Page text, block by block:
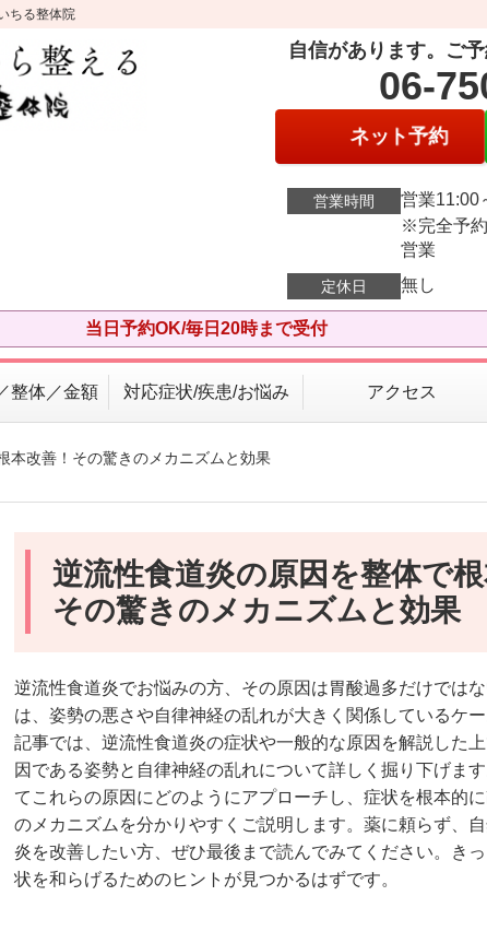
ちる整体院
自信があります。ご
06-
ネット予約
営業時間
営業11:00
※完全予
営業
定休日 無し
当日予約OK/毎日20時まで受付
整体／金額 対応症状/疾患/お悩み アクセス
本改善！その驚きのメカニズムと効果
逆流性食道炎の原因を整体で根
その驚きのメカニズムと効果
逆流性食道炎でお悩みの方、その原因は胃酸過多だけでは
は、姿勢の悪さや自律神経の乱れが大きく関係しているケ
記事では、逆流性食道炎の症状や一般的な原因を解説した
因である姿勢と自律神経の乱れについて詳しく掘り下げま
てこれらの原因にどのようにアプローチし、症状を根本的
のメカニズムを分かりやすくご説明します。薬に頼らず、
炎を改善したい方、ぜひ最後まで読んでみてください。き
状を和らげるためのヒントが見つかるはずです。